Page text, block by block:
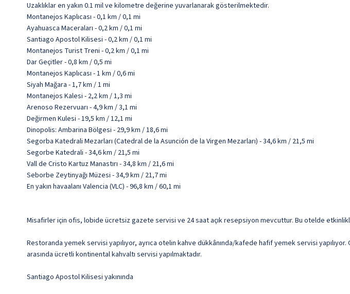
Uzaklıklar en yakın 0.1 mil ve kilometre değerine yuvarlanarak gösterilmektedir.
Montanejos Kaplıcası - 0,1 km / 0,1 mi
Ayahuasca Maceraları - 0,2 km / 0,1 mi
Santiago Apostol Kilisesi - 0,2 km / 0,1 mi
Montanejos Turist Treni - 0,2 km / 0,1 mi
Dar Geçitler - 0,8 km / 0,5 mi
Montanejos Kaplıcası - 1 km / 0,6 mi
Siyah Mağara - 1,7 km / 1 mi
Montanejos Kalesi - 2,2 km / 1,3 mi
Arenoso Rezervuarı - 4,9 km / 3,1 mi
Değirmen Kulesi - 19,5 km / 12,1 mi
Dinopolis: Ambarina Bölgesi - 29,9 km / 18,6 mi
Segorba Katedrali Mezarları (Catedral de la Asunción de la Virgen Mezarları) - 34,6 km / 21,5 mi
Segorbe Katedrali - 34,6 km / 21,5 mi
Vall de Cristo Kartuz Manastırı - 34,8 km / 21,6 mi
Seborbe Zeytinyağı Müzesi - 34,9 km / 21,7 mi
En yakın havaalanı Valencia (VLC) - 96,8 km / 60,1 mi
Misafirler için ofis, lobide ücretsiz gazete servisi ve 24 saat açık resepsiyon mevcuttur. Bu otelde
Restoranda yemek servisi yapılıyor, ayrıca otelin kahve dükkânında/kafede hafif yemek servisi
arasında ücretli kontinental kahvaltı servisi yapılmaktadır.
Santiago Apostol Kilisesi yakınında